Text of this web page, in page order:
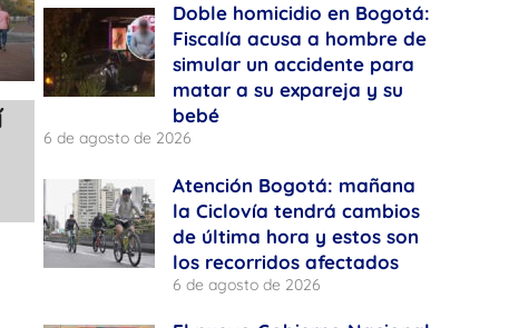
Doble homicidio en Bogotá:
Fiscalía acusa a hombre de
simular un accidente para
matar a su expareja y su
bebé
6 de agosto de 2026
Atención Bogotá: mañana
la Ciclovía tendrá cambios
de última hora y estos son
los recorridos afectados
6 de agosto de 2026